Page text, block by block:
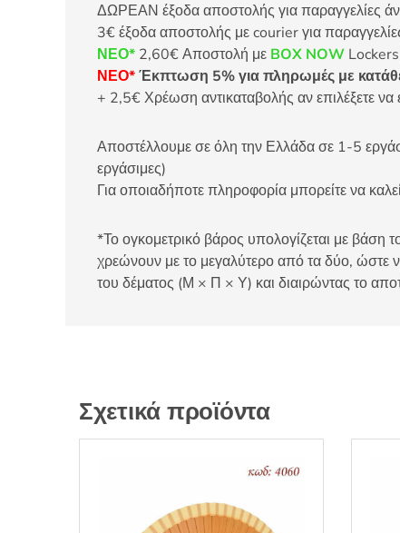
ΔΩΡΕΑΝ έξοδα αποστολής για παραγγελίες
3€ έξοδα αποστολής με courier για
ΝΕΟ* 2,60€ Αποστολή με BOX NOW
ΝΕΟ*Έκπτωση 5% για πληρωμές με
+ 2,5€ Χρέωση αντικαταβολής αν επιλέξετε
Αποστέλλουμε σε όλη την Ελλάδα σε 1-5
εργάσιμες)
Για οποιαδήποτε πληροφορία μπορείτε να
*Το ογκομετρικό βάρος υπολογίζεται με βάση
χρεώνουν με το μεγαλύτερο από τα δύο, ώστε
του δέματος (Μ × Π × Υ) και διαιρώντας το
Σχετικά προϊόντα